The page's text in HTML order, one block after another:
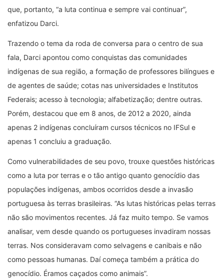
que, portanto, “a luta continua e sempre vai continuar”,
enfatizou Darci.
Trazendo o tema da roda de conversa para o centro de sua
fala, Darci apontou como conquistas das comunidades
indígenas de sua região, a formação de professores bilíngues e
de agentes de saúde; cotas nas universidades e Institutos
Federais; acesso à tecnologia; alfabetização; dentre outras.
Porém, destacou que em 8 anos, de 2012 a 2020, ainda
apenas 2 indígenas concluíram cursos técnicos no IFSul e
apenas 1 concluiu a graduação.
Como vulnerabilidades de seu povo, trouxe questões históricas
como a luta por terras e o tão antigo quanto genocídio das
populações indígenas, ambos ocorridos desde a invasão
portuguesa às terras brasileiras. “As lutas históricas pelas terras
não são movimentos recentes. Já faz muito tempo. Se vamos
analisar, vem desde quando os portugueses invadiram nossas
terras. Nos consideravam como selvagens e canibais e não
como pessoas humanas. Daí começa também a prática do
genocídio. Éramos caçados como animais”.